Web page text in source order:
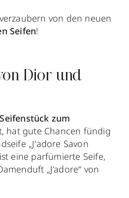
von den neuen
Seifen!
Dior und
zum
hat gute Chancen fündig
„J'adore Savon
eine parfümierte Seife,
„J’adore“ von